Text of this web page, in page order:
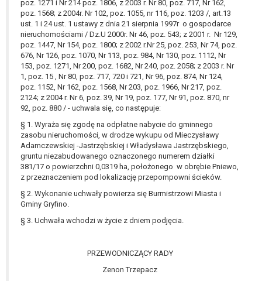
poz. 1271 i Nr 214 poz. 1806, z 2003 r. Nr 80, poz. 717, Nr 162,
poz. 1568; z 2004r. Nr 102, poz. 1055, nr 116, poz. 1203 /, art.13
ust. 1 i 24 ust. 1 ustawy z dnia 21 sierpnia 1997r o gospodarce
nieruchomościami / Dz.U 2000r. Nr 46, poz. 543; z 2001 r. Nr 129,
poz. 1447, Nr 154, poz. 1800; z 2002 r.Nr 25, poz. 253, Nr 74, poz.
676, Nr 126, poz. 1070, Nr 113, poz. 984, Nr 130, poz. 1112, Nr
153, poz. 1271, Nr 200, poz. 1682, Nr 240, poz. 2058; z 2003 r. Nr
1, poz. 15 , Nr 80, poz. 717, 720 i 721, Nr 96, poz. 874, Nr 124,
poz. 1152, Nr 162, poz. 1568, Nr 203, poz. 1966, Nr 217, poz.
2124; z 2004 r. Nr 6, poz. 39, Nr 19, poz. 177, Nr 91, poz. 870, nr
92, poz. 880 / - uchwala się, co następuje:
§ 1. Wyraża się zgodę na odpłatne nabycie do gminnego
zasobu nieruchomości, w drodze wykupu od Mieczysławy
Adamczewskiej -Jastrzębskiej i Władysława Jastrzębskiego,
gruntu niezabudowanego oznaczonego numerem działki
381/17 o powierzchni 0,0319 ha, położonego w obrębie Pniewo,
z przeznaczeniem pod lokalizację przepompowni ścieków.
§ 2. Wykonanie uchwały powierza się Burmistrzowi Miasta i
Gminy Gryfino.
§ 3. Uchwała wchodzi w życie z dniem podjęcia.
PRZEWODNICZĄCY RADY
Zenon Trzepacz
lub przez stronę trzecią.
Z przyczyn związanych z Pani/Pana
szczególną sytuacją. W razie wniesienia
sprzeciwu, administrator nie może już
przetwarzać tych danych osobowych, chyba
że wykaże on istnienie ważnych prawnie
uzasadnionych podstaw do przetwarzania,
nadrzędnych wobec interesów, praw i
wolności osoby, której dane dotyczą, lub
podstaw do ustalenia, dochodzenia lub
obrony roszczeń.
W przypadku gdy przetwarzanie danych
osobowych odbywa się na podstawie zgody osoby
na przetwarzanie danych osobowych (art. 6 ust. 1
lit a RODO), przysługuje Pani/Panu prawo do
cofnięcia tej zgody w dowolnym momencie.
przetwarzania, którego dokonano na podstawie
Przysługuje Pani/Panu prawo wniesienia skargi do